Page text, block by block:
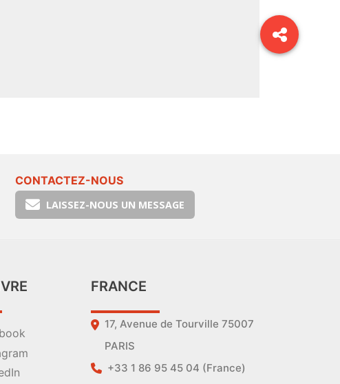
CONTACTEZ-NOUS
LAISSEZ-NOUS UN MESSAGE
FRANCE
17, Avenue de Tourville 75007
PARIS
+33 1 86 95 45 04 (France)